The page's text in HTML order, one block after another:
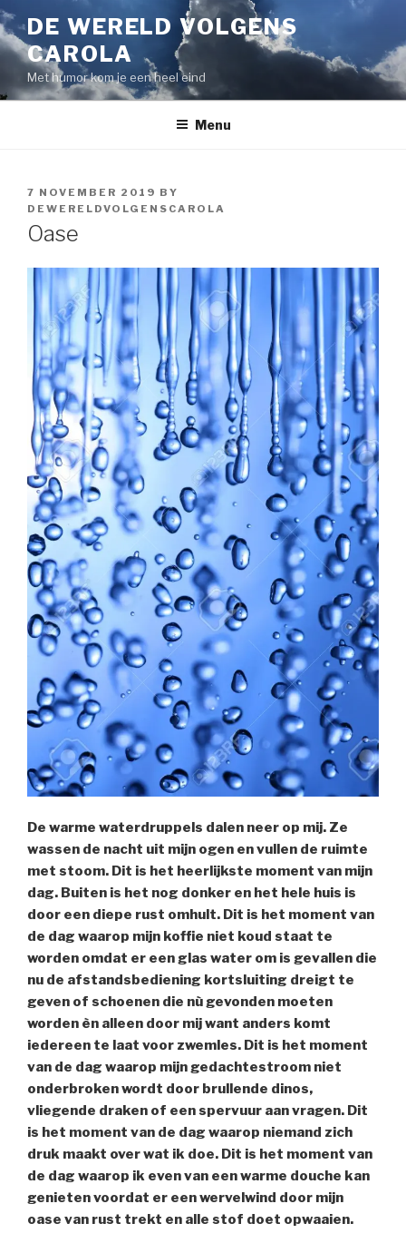
Skip
to
content
DE WERELD VOLGENS
CAROLA
Met humor kom je een heel eind
Menu
POSTED
ON
7 NOVEMBER 2019 BY
DEWERELDVOLGENSCAROLA
Oase
De warme waterdruppels dalen neer op mij. Ze
wassen de nacht uit mijn ogen en vullen de ruimte
met stoom. Dit is het heerlijkste moment van mijn
dag. Buiten is het nog donker en het hele huis is
door een diepe rust omhult. Dit is het moment van
de dag waarop mijn koffie niet koud staat te
worden omdat er een glas water om is gevallen die
nu de afstandsbediening kortsluiting dreigt te
geven of schoenen die nù gevonden moeten
worden èn alleen door mij want anders komt
iedereen te laat voor zwemles. Dit is het moment
van de dag waarop mijn gedachtestroom niet
onderbroken wordt door brullende dinos,
vliegende draken of een spervuur aan vragen. Dit
is het moment van de dag waarop niemand zich
druk maakt over wat ik doe. Dit is het moment van
de dag waarop ik even van een warme douche kan
genieten voordat er een wervelwind door mijn
oase van rust trekt en alle stof doet opwaaien.